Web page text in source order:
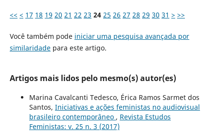
<< < 17 18 19 20 21 22 23 24 25 26 27 28 29 30 31 > >>
Você também pode iniciar uma pesquisa avançada por
similaridadepara este artigo.
Artigos mais lidos pelo mesmo(s) autor(es)
Marina Cavalcanti Tedesco, Érica Ramos Sarmet dos
Santos, Iniciativas e ações feministas no audiovisual
brasileiro contemporâneo , Revista Estudos
Feministas: v. 25 n. 3 (2017)